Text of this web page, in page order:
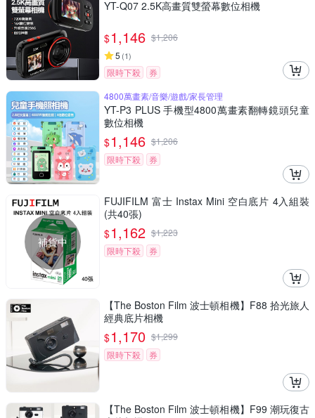
YT-Q07 2.5K高畫質雙螢幕數位相機
$1,146 $1,206
5 (1)
限時下殺
券
4800萬畫素/音樂/遊戲/家長管理
YT-P3 PLUS 手機型4800萬畫素翻轉鏡頭兒童
數位相機
$1,146 $1,206
限時下殺
券
補貨中
FUJIFILM 富士 Instax Mini 空白底片 4入組裝
(共40張)
$1,162 $1,223
限時下殺
券
【The Boston Film 波士頓相機】F88 拾光旅人
經典底片相機
$1,170 $1,299
限時下殺
券
【The Boston Film 波士頓相機】F99 潮玩復古